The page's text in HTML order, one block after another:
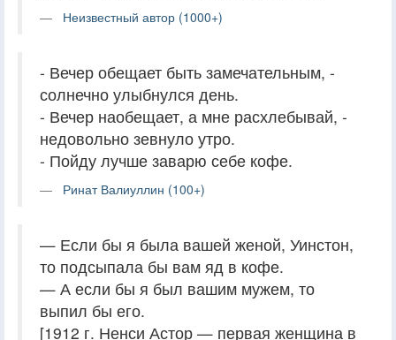
Неизвестный автор (1000+)
- Вечер обещает быть замечательным, -
солнечно улыбнулся день.
- Вечер наобещает, а мне расхлебывай, -
недовольно зевнуло утро.
- Пойду лучше заварю себе кофе.
Ринат Валиуллин (100+)
— Если бы я была вашей женой, Уинстон,
то подсыпала бы вам яд в кофе.
— А если бы я был вашим мужем, то
выпил бы его.
[1912 г. Ненси Астор — первая женщина в